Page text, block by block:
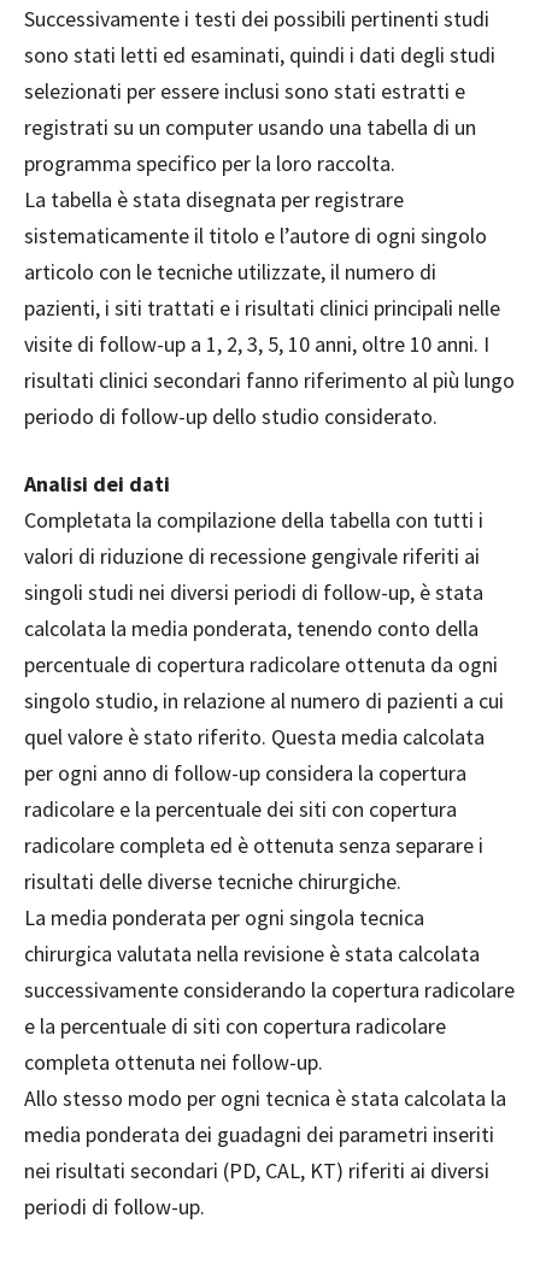
Successivamente i testi dei possibili pertinenti studi
sono stati letti ed esaminati, quindi i dati degli studi
selezionati per essere inclusi sono stati estratti e
registrati su un computer usando una tabella di un
programma specifico per la loro raccolta.
La tabella è stata disegnata per registrare
sistematicamente il titolo e l’autore di ogni singolo
articolo con le tecniche utilizzate, il numero di
pazienti, i siti trattati e i risultati clinici principali nelle
visite di follow-up a 1, 2, 3, 5, 10 anni, oltre 10 anni. I
risultati clinici secondari fanno riferimento al più lungo
periodo di follow-up dello studio considerato.
Analisi dei dati
Completata la compilazione della tabella con tutti i
valori di riduzione di recessione gengivale riferiti ai
singoli studi nei diversi periodi di follow-up, è stata
calcolata la media ponderata, tenendo conto della
percentuale di copertura radicolare ottenuta da ogni
singolo studio, in relazione al numero di pazienti a cui
quel valore è stato riferito. Questa media calcolata
per ogni anno di follow-up considera la copertura
radicolare e la percentuale dei siti con copertura
radicolare completa ed è ottenuta senza separare i
risultati delle diverse tecniche chirurgiche.
La media ponderata per ogni singola tecnica
chirurgica valutata nella revisione è stata calcolata
successivamente considerando la copertura radicolare
e la percentuale di siti con copertura radicolare
completa ottenuta nei follow-up.
Allo stesso modo per ogni tecnica è stata calcolata la
media ponderata dei guadagni dei parametri inseriti
nei risultati secondari (PD, CAL, KT) riferiti ai diversi
periodi di follow-up.